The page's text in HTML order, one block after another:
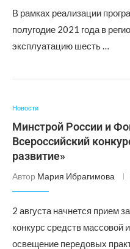
В рамках реализации
полугодие 2021 года в
эксплуатацию шесть …
Новости
Минстрой России и
Всероссийский
развитие»
Автор Мария Ибрагимова
2 августа начнется прием
конкурс средств
освещение передовых